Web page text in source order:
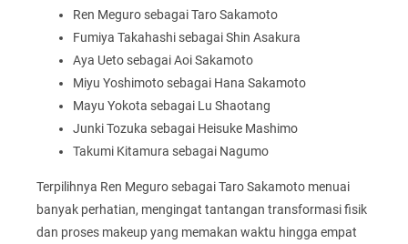
Ren Meguro sebagai Taro Sakamoto
Fumiya Takahashi sebagai Shin Asakura
Aya Ueto sebagai Aoi Sakamoto
Miyu Yoshimoto sebagai Hana Sakamoto
Mayu Yokota sebagai Lu Shaotang
Junki Tozuka sebagai Heisuke Mashimo
Takumi Kitamura sebagai Nagumo
Terpilihnya Ren Meguro sebagai Taro Sakamoto menuai
banyak perhatian, mengingat tantangan transformasi fisik
dan proses makeup yang memakan waktu hingga empat